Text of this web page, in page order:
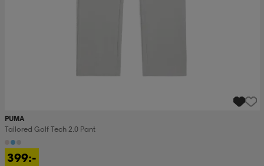
PUMA
Tailored Golf Tech 2.0 Pant
399:-